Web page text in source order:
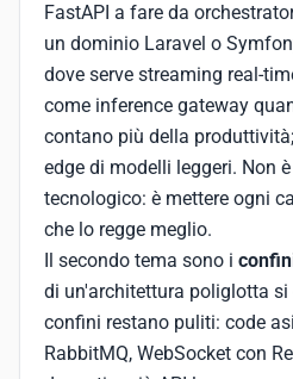
FastAPI a fare da
un dominio Laravel o
dove serve streaming real-
come inference gateway
contano più della
edge di modelli leggeri. Non
tecnologico: è mettere ogni
che lo regge meglio.
Il secondo tema sono i
di un'architettura poliglotta si
confini restano puliti: code
RabbitMQ, WebSocket con